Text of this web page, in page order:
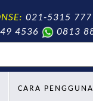
021-5315
4536
0813
CARA